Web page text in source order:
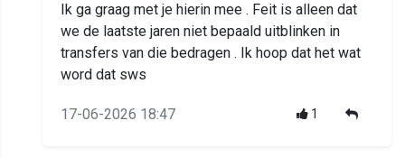
Ik ga graag met je hierin mee . Feit is alleen dat
we de laatste jaren niet bepaald uitblinken in
transfers van die bedragen . Ik hoop dat het wat
word dat sws
17-06-2026 18:47 1